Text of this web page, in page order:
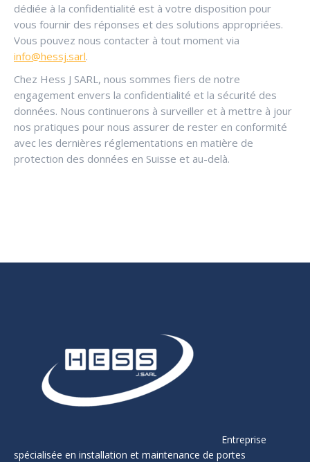
dédiée à la confidentialité est à votre disposition pour
vous fournir des réponses et des solutions appropriées.
Vous pouvez nous contacter à tout moment via
info@hessj.sarl.
Chez Hess J SARL, nous sommes fiers de notre
engagement envers la confidentialité et la sécurité des
données. Nous continuerons à surveiller et à mettre à jour
nos pratiques pour nous assurer de rester en conformité
avec les dernières réglementations en matière de
protection des données en Suisse et au-delà.
Entreprise
spécialisée en installation et maintenance de portes